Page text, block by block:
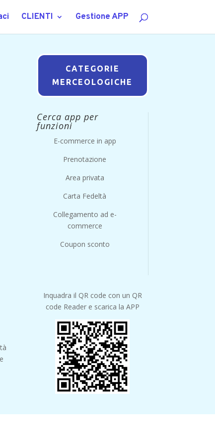
CLIENTI Gestione APP
CATEGORIE
MERCEOLOGICHE
Cerca app per
funzioni
E-commerce in app
Prenotazione
Area privata
Carta Fedeltà
Collegamento ad e-
commerce
Coupon sconto
Inquadra il QR code con un QR
code Reader e scarica la APP